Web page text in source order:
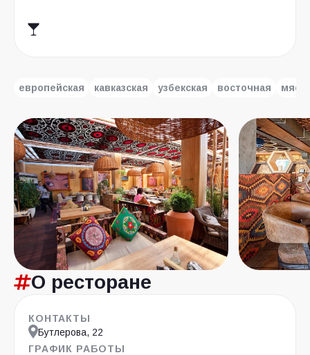
европейская кавказская узбекская восточная
О ресторане
КОНТАКТЫ
Бутлерова, 22
ГРАФИК РАБОТЫ